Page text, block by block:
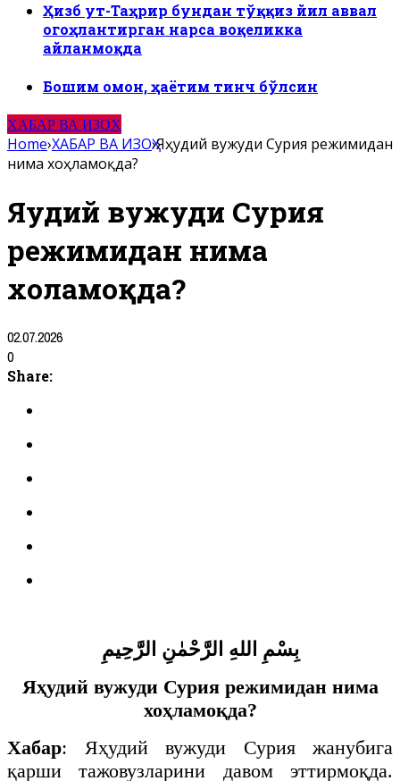
Ҳизб ут-Таҳрир бундан тўққиз йил аввал
огоҳлантирган нарса воқеликка
айланмоқда
Бошим омон, ҳаётим тинч бўлсин
ХАБАР ВА ИЗОҲ
Home›ХАБАР ВА ИЗОҲ›Яҳудий вужуди Сурия режимидан
нима хоҳламоқда?
Яҳудий вужуди Сурия
режимидан нима
хоҳламоқда?
02.07.2026
0
Share:
بِسْمِ اللهِ الرَّحْمٰنِ الرَّحِيمِ
Яҳудий вужуди Сурия режимидан нима
хоҳламоқда?
Хабар: Яҳудий вужуди Сурия жанубига
қарши тажовузларини давом эттирмоқда.